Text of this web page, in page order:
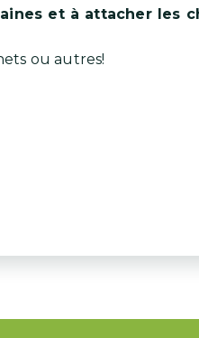
et à attacher les
ou autres!